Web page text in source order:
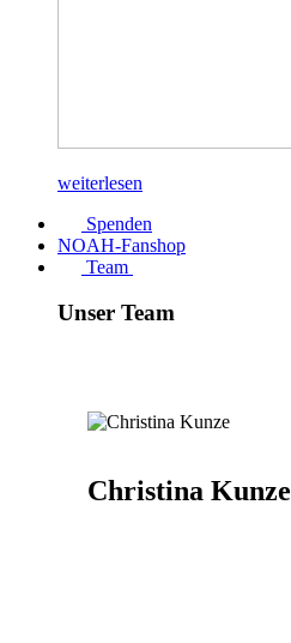
weiterlesen
Spenden
NOAH-Fanshop
Team
Unser Team
Christina Kunze